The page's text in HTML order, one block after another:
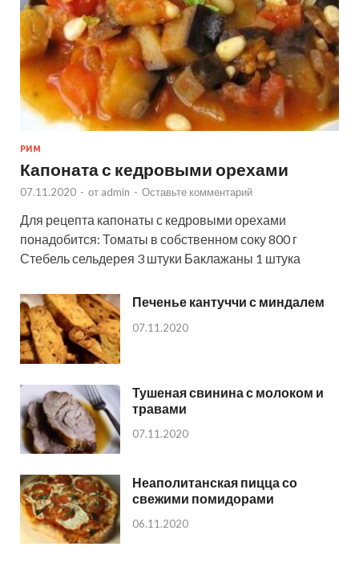
РИМ
Капоната с кедровыми орехами
07.11.2020 - от admin - Оставьте комментарий
Для рецепта капонаты с кедровыми орехами
понадобится: Томаты в собственном соку 800 г
Стебель сельдерея 3 штуки Баклажаны 1 штука
Печенье кантуччи с миндалем
07.11.2020
Тушеная свинина с молоком и
травами
07.11.2020
Неаполитанская пицца со
свежими помидорами
06.11.2020